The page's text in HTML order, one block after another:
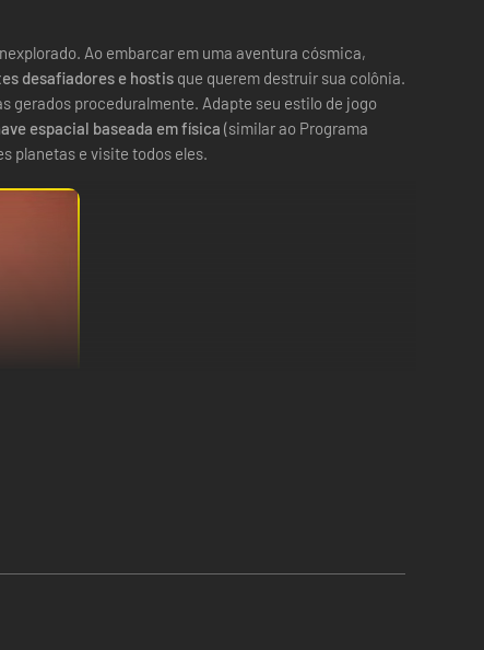
Ao embarcar em uma aventura cósmica,
desafiadores e hostis que querem destruir sua colônia.
gerados proceduralmente. Adapte seu estilo de jogo
espacial baseada em física (similar ao Programa
planetas e visite todos eles.
talentosos.